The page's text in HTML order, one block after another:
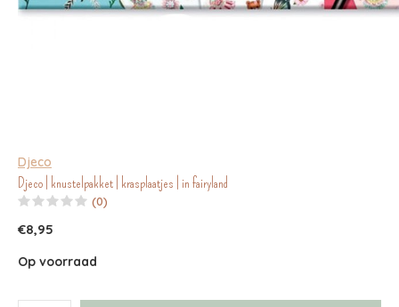
Djeco
Djeco | knustelpakket | krasplaatjes | in fairyland
(0)
€8,95
Op voorraad